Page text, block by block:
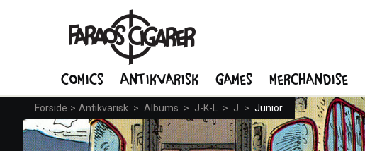
Forside > Antikvarisk > Albums > J-K-L > J > Junior
Comics Antikvarisk Games Merchandise